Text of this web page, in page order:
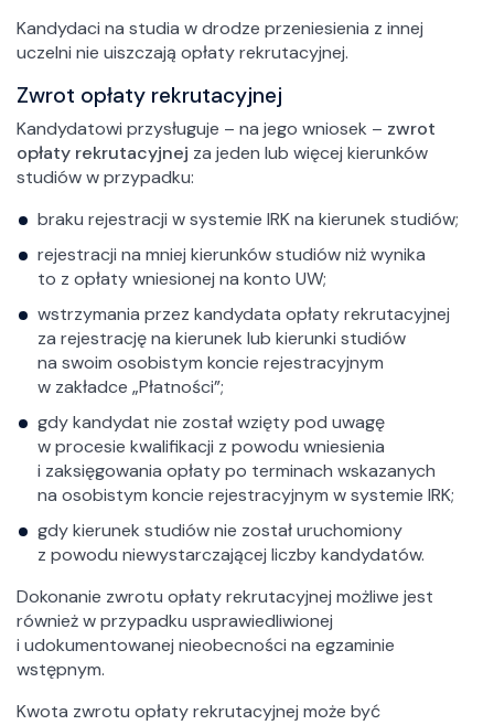
Kandydaci na studia w drodze przeniesienia z innej
uczelni nie uiszczają opłaty rekrutacyjnej.
Zwrot opłaty rekrutacyjnej
Kandydatowi przysługuje – na jego wniosek – zwrot
opłaty rekrutacyjnej za jeden lub więcej kierunków
studiów w przypadku:
braku rejestracji w systemie IRK na kierunek studiów;
rejestracji na mniej kierunków studiów niż wynika
to z opłaty wniesionej na konto UW;
wstrzymania przez kandydata opłaty rekrutacyjnej
za rejestrację na kierunek lub kierunki studiów
na swoim osobistym koncie rejestracyjnym
w zakładce „Płatności”;
gdy kandydat nie został wzięty pod uwagę
w procesie kwalifikacji z powodu wniesienia
i zaksięgowania opłaty po terminach wskazanych
na osobistym koncie rejestracyjnym w systemie IRK;
gdy kierunek studiów nie został uruchomiony
z powodu niewystarczającej liczby kandydatów.
Dokonanie zwrotu opłaty rekrutacyjnej możliwe jest
również w przypadku usprawiedliwionej
i udokumentowanej nieobecności na egzaminie
wstępnym.
Kwota zwrotu opłaty rekrutacyjnej może być